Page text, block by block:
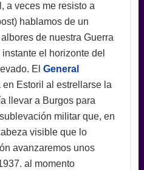
a veces me resisto a
hablamos de un
de nuestra Guerra
el horizonte del
El General
Estoril al estrellarse la
llevar a Burgos para
militar que, en
visible que lo
avanzaremos unos
al momento